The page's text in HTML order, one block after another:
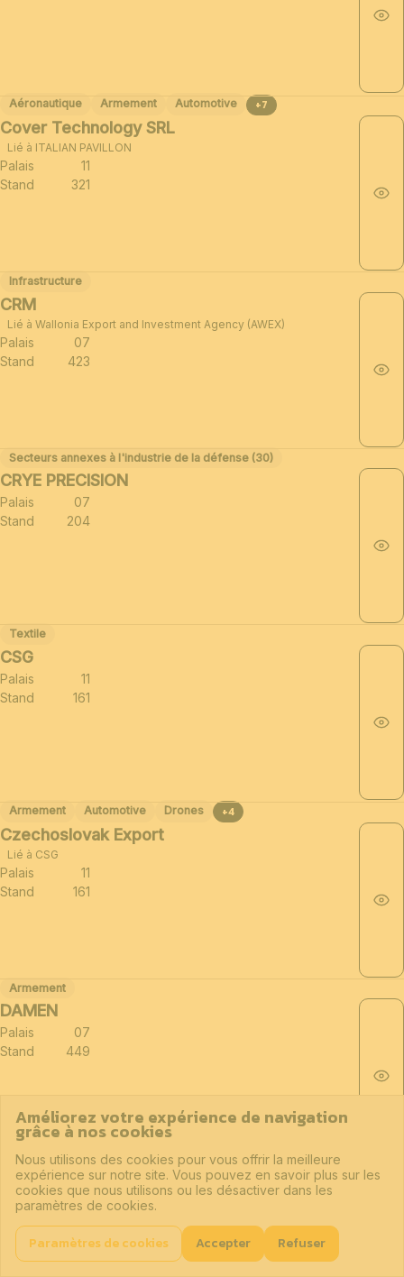
Aéronautique Armement Automotive +7
Cover Technology SRL
Lié à ITALIAN PAVILLON
Palais
11
Stand
321
Infrastructure
CRM
Lié à Wallonia Export and Investment Agency (AWEX)
Palais
07
Stand
423
Secteurs annexes à l'industrie de la défense (30)
CRYE PRECISION
Palais
07
Stand
204
Textile
CSG
Palais
11
Stand
161
Armement Automotive Drones +4
Czechoslovak Export
Lié à CSG
Palais
11
Stand
161
Armement
DAMEN
Palais
07
Stand
449
Naval
DBOX
Lié à AERIAL SOLUTIONS
Palais
07
Stand
181
Améliorez votre expérience de navigation
grâce à nos cookies
Nous utilisons des cookies pour vous offrir la meilleure
expérience sur notre site. Vous pouvez en savoir plus sur les
cookies que nous utilisons ou les désactiver dans les
paramètres de cookies.
Paramètres de cookies Accepter Refuser